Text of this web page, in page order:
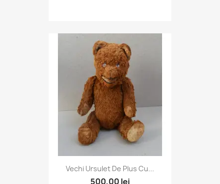
Vechi Ursulet De Plus Cu...
500,00 lei